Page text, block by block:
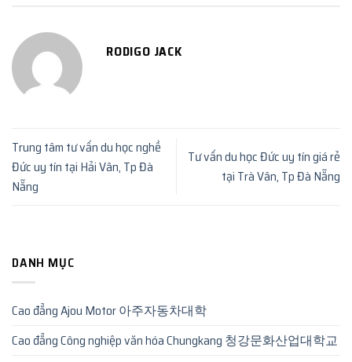
RODIGO JACK
Trung tâm tư vấn du học nghề
Đức uy tín tại Hải Vân, Tp Đà
Nẵng
Tư vấn du học Đức uy tín giá rẻ
tại Trà Vân, Tp Đà Nẵng
DANH MỤC
Cao đẳng Ajou Motor 아주자동차대학
Cao đẳng Công nghiệp văn hóa Chungkang 청강문화산업대학교